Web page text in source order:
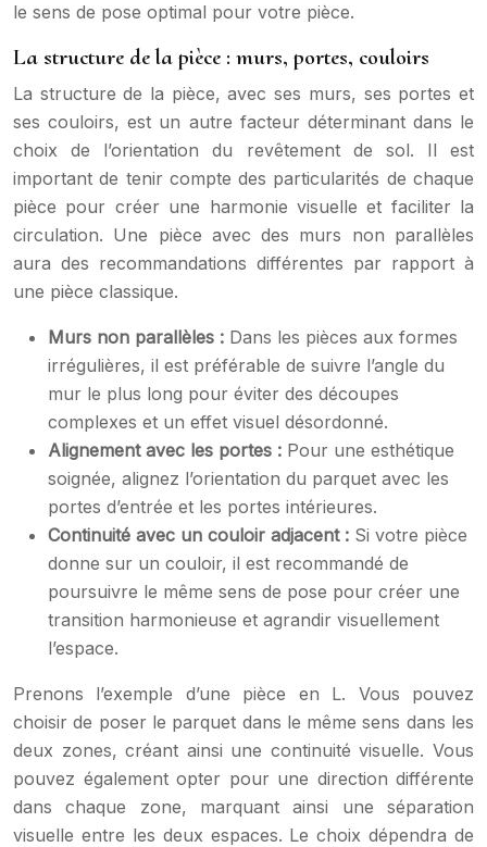
le sens de pose optimal pour votre pièce.
La structure de la pièce : murs, portes, couloirs
La structure de la pièce, avec ses murs, ses portes et
ses couloirs, est un autre facteur déterminant dans le
choix de l’orientation du revêtement de sol. Il est
important de tenir compte des particularités de chaque
pièce pour créer une harmonie visuelle et faciliter la
circulation. Une pièce avec des murs non parallèles
aura des recommandations différentes par rapport à
une pièce classique.
Murs non parallèles : Dans les pièces aux formes
irrégulières, il est préférable de suivre l’angle du
mur le plus long pour éviter des découpes
complexes et un effet visuel désordonné.
Alignement avec les portes : Pour une esthétique
soignée, alignez l’orientation du parquet avec les
portes d’entrée et les portes intérieures.
Continuité avec un couloir adjacent : Si votre pièce
donne sur un couloir, il est recommandé de
poursuivre le même sens de pose pour créer une
transition harmonieuse et agrandir visuellement
l’espace.
Prenons l’exemple d’une pièce en L. Vous pouvez
choisir de poser le parquet dans le même sens dans les
deux zones, créant ainsi une continuité visuelle. Vous
pouvez également opter pour une direction différente
dans chaque zone, marquant ainsi une séparation
visuelle entre les deux espaces. Le choix dépendra de